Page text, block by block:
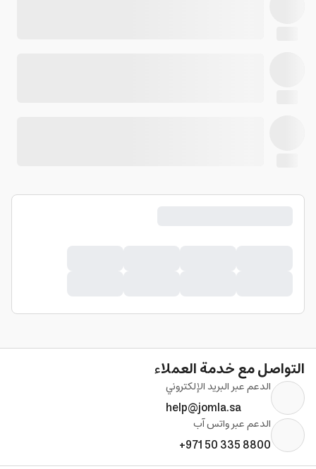
التواصل مع خدمة العملاء
الدعم عبر البريد الإلكتروني
help@jomla.sa
الدعم عبر واتس آب
+971 50 335 8800